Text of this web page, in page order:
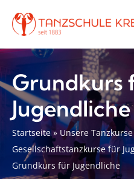
Inhalt
springen
Grundkurs
Jugendliche
Startseite Unsere Tanzkurse
Gesellschaftstanzkurse für
Grundkurs für Jugendliche